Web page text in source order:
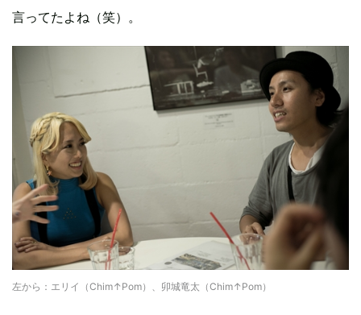
言ってたよね（笑）。
左から：エリイ（Chim↑Pom）、卯城竜太（Chim↑Pom）